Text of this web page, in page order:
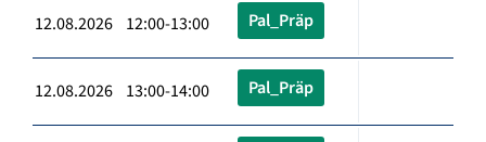
12.08.2026 12:00-13:00 Pal_Präp
12.08.2026 13:00-14:00 Pal_Präp